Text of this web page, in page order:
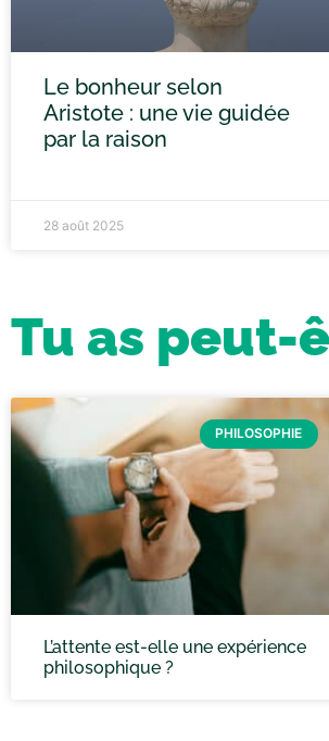
Le bonheur selon
Aristote : une vie guidée
par la raison
28 août 2025
Tu as peut-
PHILOSOPHIE
L’attente est-elle une expérience
philosophique ?